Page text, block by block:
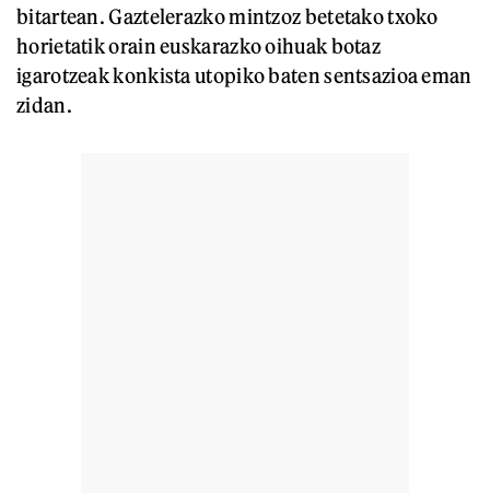
bitartean. Gaztelerazko mintzoz betetako txoko
horietatik orain euskarazko oihuak botaz
igarotzeak konkista utopiko baten sentsazioa eman
zidan.